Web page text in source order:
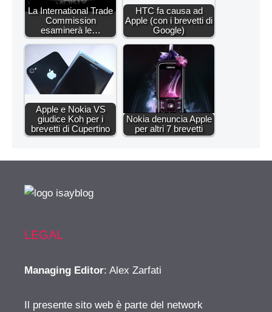
La International Trade
Commission
esaminerà le…
HTC fa causa ad
Apple (con i brevetti di
Google)
Apple e Nokia VS
giudice Koh per i
brevetti di Cupertino
Nokia denuncia Apple
per altri 7 brevetti
LEGAL
Managing Editor: Alex Zarfati
Il presente sito web è parte del network